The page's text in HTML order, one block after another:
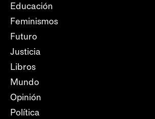
Educación
Feminismos
Futuro
Justicia
Libros
Mundo
Opinión
Política